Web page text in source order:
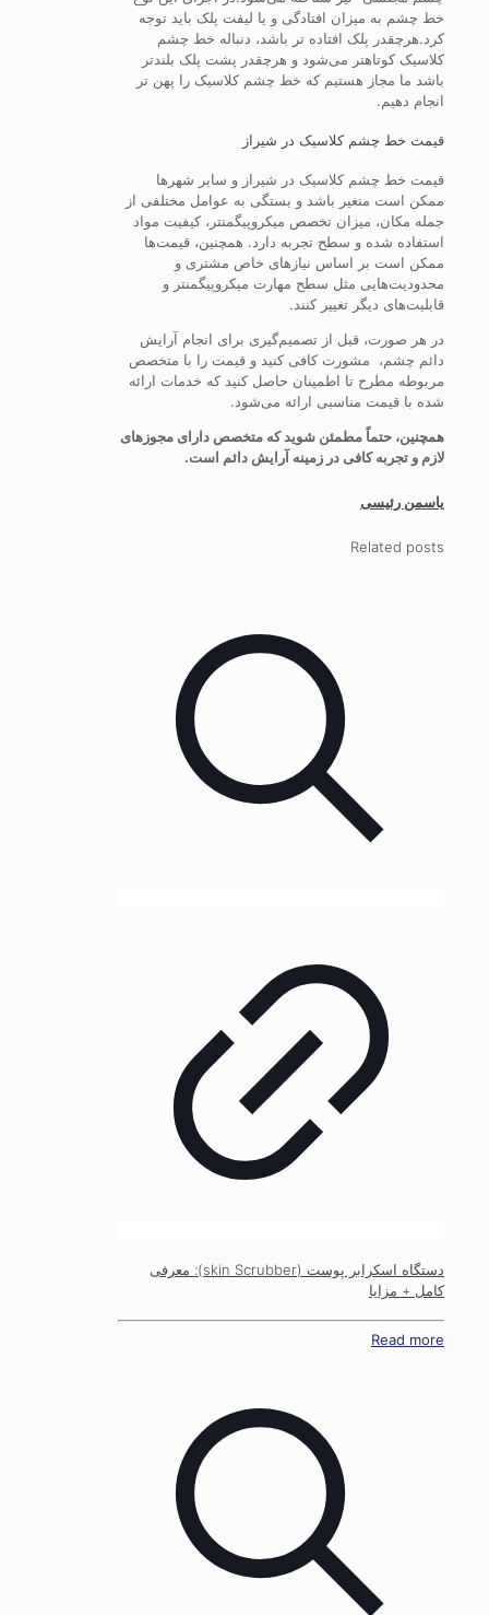
خط چشم به میزان افتادگی و یا لیفت پلک باید توجه
کرد.هرچقدر پلک افتاده تر باشد، دنباله خط چشم
کلاسیک کوتاهتر می‌شود و هرچقدر پشت پلک بلندتر
باشد ما مجاز هستیم که خط چشم کلاسیک را پهن تر
انجام دهیم.
قیمت خط چشم کلاسیک در شیراز
قیمت خط چشم کلاسیک در شیراز و سایر شهرها
ممکن است متغیر باشد و بستگی به عوامل مختلفی از
جمله مکان، میزان تخصص میکروپیگمنتر، کیفیت مواد
استفاده شده و سطح تجربه دارد. همچنین، قیمت‌ها
ممکن است بر اساس نیازهای خاص مشتری و
محدودیت‌هایی مثل سطح مهارت میکروپیگمنتر و
قابلیت‌های دیگر تغییر کنند.
در هر صورت، قبل از تصمیم‌گیری برای انجام آرایش
دائم چشم، مشورت کافی کنید و قیمت را با متخصص
مربوطه مطرح تا اطمینان حاصل کنید که خدمات ارائه
شده با قیمت مناسبی ارائه می‌شود.
همچنین، حتماً مطمئن شوید که متخصص دارای مجوزهای
لازم و تجربه کافی در زمینه آرایش دائم است.
یاسمن رئیسی
Related posts
دستگاه اسکرابر پوست (skin Scrubber): معرفی
کامل + مزایا
Read more